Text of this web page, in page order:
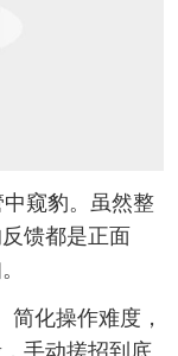
窥豹。虽然整
馈都是正面
化操作难度，
手动搓招到底